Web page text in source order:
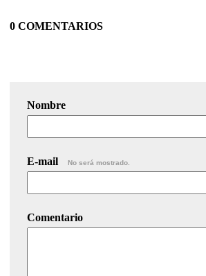
0 COMENTARIOS
Nombre
E-mail No será mostrado.
Comentario